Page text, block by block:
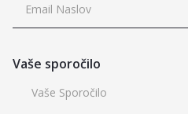
Vaše sporočilo